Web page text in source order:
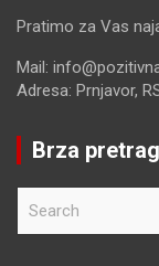
Pratimo za Vas
Mail:
Adresa: Prnjavor,
Brza